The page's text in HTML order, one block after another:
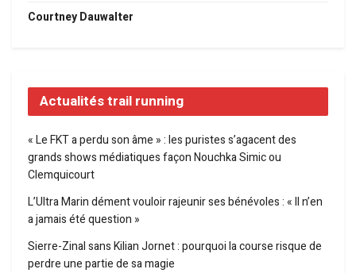
Courtney Dauwalter
Actualités trail running
« Le FKT a perdu son âme » : les puristes s’agacent des
grands shows médiatiques façon Nouchka Simic ou
Clemquicourt
L’Ultra Marin dément vouloir rajeunir ses bénévoles : « Il n’en
a jamais été question »
Sierre-Zinal sans Kilian Jornet : pourquoi la course risque de
perdre une partie de sa magie